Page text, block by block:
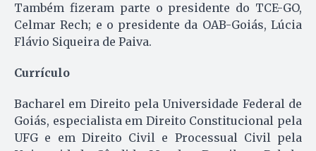
Também fizeram parte o presidente do TCE-GO,
Celmar Rech; e o presidente da OAB-Goiás, Lúcia
Flávio Siqueira de Paiva.
Currículo
Bacharel em Direito pela Universidade Federal de
Goiás, especialista em Direito Constitucional pela
UFG e em Direito Civil e Processual Civil pela